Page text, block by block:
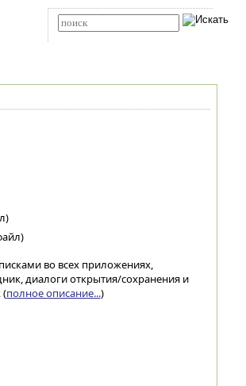
во всех приложениях,
диалоги открытия/сохранения и
(полное описание...)